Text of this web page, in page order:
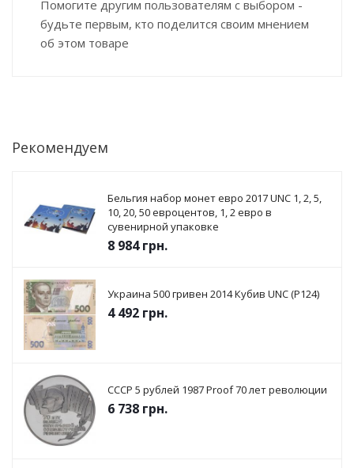
Помогите другим пользователям с выбором -
будьте первым, кто поделится своим мнением
об этом товаре
Рекомендуем
Бельгия набор монет евро 2017 UNC 1, 2, 5,
10, 20, 50 евроцентов, 1, 2 евро в
сувенирной упаковке
8 984грн.
Украина 500 гривен 2014 Кубив UNC (P124)
4 492 грн.
СССР 5 рублей 1987 Proof 70 лет революции
6 738 грн.